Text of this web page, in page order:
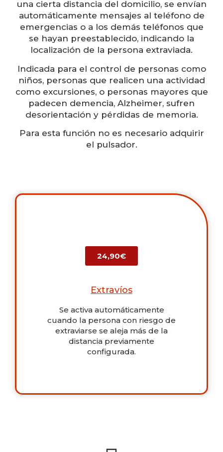
una cierta distancia del domicilio, se envían
automáticamente mensajes al teléfono de
emergencias o a los demás teléfonos que
se hayan preestablecido, indicando la
localización de la persona extraviada.
Indicada para el control de personas como
niños, personas que realicen una actividad
como excursiones, o personas mayores que
padecen demencia, Alzheimer, sufren
desorientación y pérdidas de memoria.
Para esta función no es necesario adquirir
el pulsador.
24,90€
Extravíos
Se activa automáticamente
cuando la persona con riesgo de
extraviarse se aleja más de la
distancia previamente
configurada.